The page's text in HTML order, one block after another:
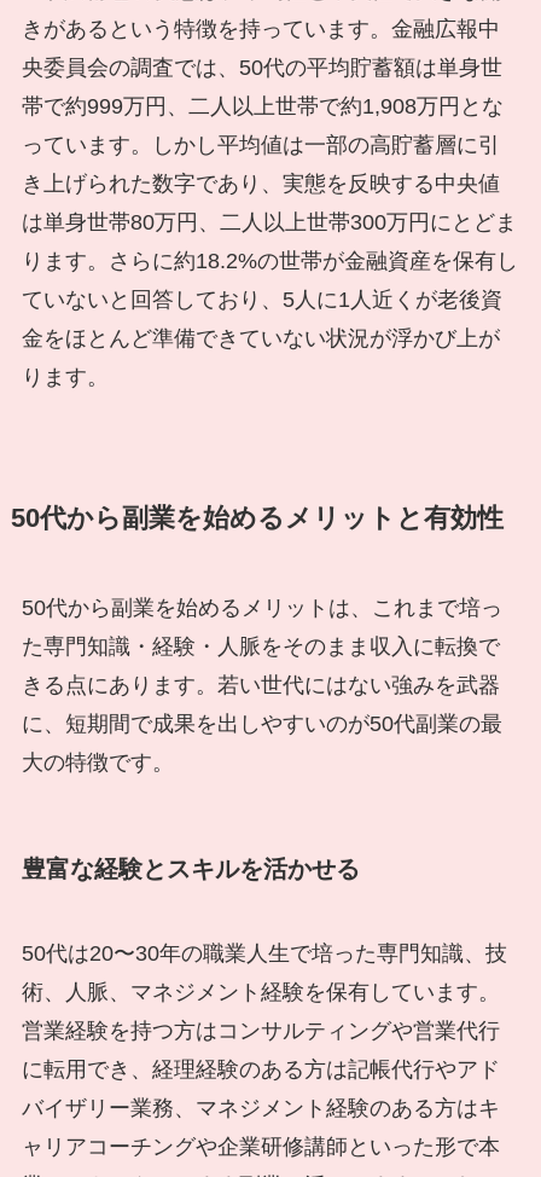
きがあるという特徴を持っています。金融広報中
央委員会の調査では、50代の平均貯蓄額は単身世
帯で約999万円、二人以上世帯で約1,908万円とな
っています。しかし平均値は一部の高貯蓄層に引
き上げられた数字であり、実態を反映する中央値
は単身世帯80万円、二人以上世帯300万円にとどま
ります。さらに約18.2%の世帯が金融資産を保有し
ていないと回答しており、5人に1人近くが老後資
金をほとんど準備できていない状況が浮かび上が
ります。
50代から副業を始めるメリットと有効性
50代から副業を始めるメリットは、これまで培っ
た専門知識・経験・人脈をそのまま収入に転換で
きる点にあります。若い世代にはない強みを武器
に、短期間で成果を出しやすいのが50代副業の最
大の特徴です。
豊富な経験とスキルを活かせる
50代は20〜30年の職業人生で培った専門知識、技
術、人脈、マネジメント経験を保有しています。
営業経験を持つ方はコンサルティングや営業代行
に転用でき、経理経験のある方は記帳代行やアド
バイザリー業務、マネジメント経験のある方はキ
ャリアコーチングや企業研修講師といった形で本